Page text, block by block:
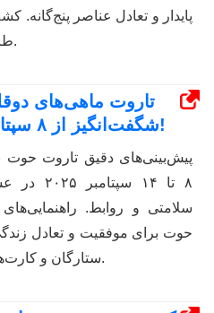
پایدار و تعادل عناصر پنج‌گانه.
طالع بینی چینی برای زندگی بهتر.
تاروت ماهی‌های
شگفت‌انگیز از ۸ سپتامبر تا ۱۴ سپتامبر ۲۰۲۵!
پیش‌بینی‌های دقیق تاروت حوت
۸ تا ۱۴
سلامتی و روابط. راهنمایی‌های
حوت برای موفقیت و تعادل
ستارگان و کارت‌های تاروت.